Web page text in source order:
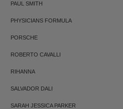
PAUL SMITH
PHYSICIANS FORMULA
PORSCHE
ROBERTO CAVALLI
RIHANNA
SALVADOR DALI
SARAH JESSICA PARKER